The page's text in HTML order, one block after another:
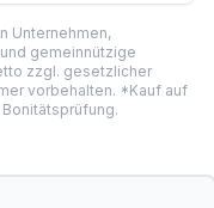
Unternehmen,
gemeinnützige
zzgl. gesetzlicher
vorbehalten. *Kauf auf